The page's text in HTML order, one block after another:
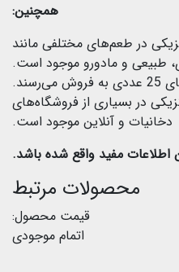
همچنین:
در طعم‌های مختلفی مانند
طبیعی و مادورو موجود است.
در بسیاری از فروشگاه‌های
دخانیات و آنلاین موجود است.
اطلاعات مفید واقع شده باشد.
محصولات مرتبط
قیمت محصول:
اتمام موجودی